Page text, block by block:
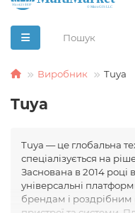
Виробник Tuya
Tuya
Tuya — це глобальна
спеціалізується на
Заснована в 2014 році
універсальні
брендам і